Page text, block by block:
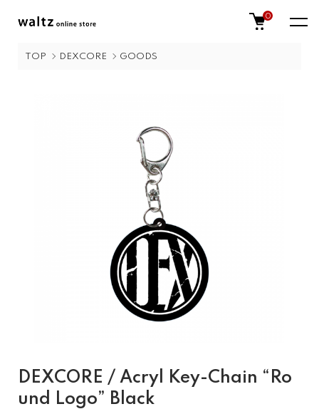
0
TOP DEXCORE GOODS
DEXCORE / Acryl Key-Chain “Ro
und Logo” Black